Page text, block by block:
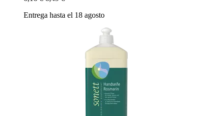
Entrega hasta el 18 agosto